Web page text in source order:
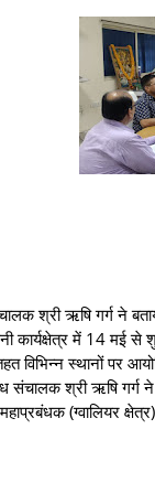
श्री ऋषि गर्ग ने
कार्यक्षेत्र में 14 मई
स्‍थानों पर
श्री ऋषि गर्ग ने
(ग्वालियर